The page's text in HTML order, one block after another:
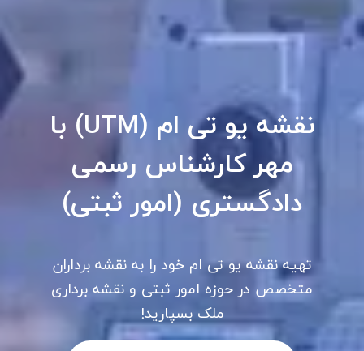
نقشه یو تی ام (UTM) با
مهر کارشناس رسمی
دادگستری (امور ثبتی)
تهیه نقشه یو تی ام خود را به نقشه برداران
متخصص در حوزه امور ثبتی و نقشه برداری
ملک بسپارید!